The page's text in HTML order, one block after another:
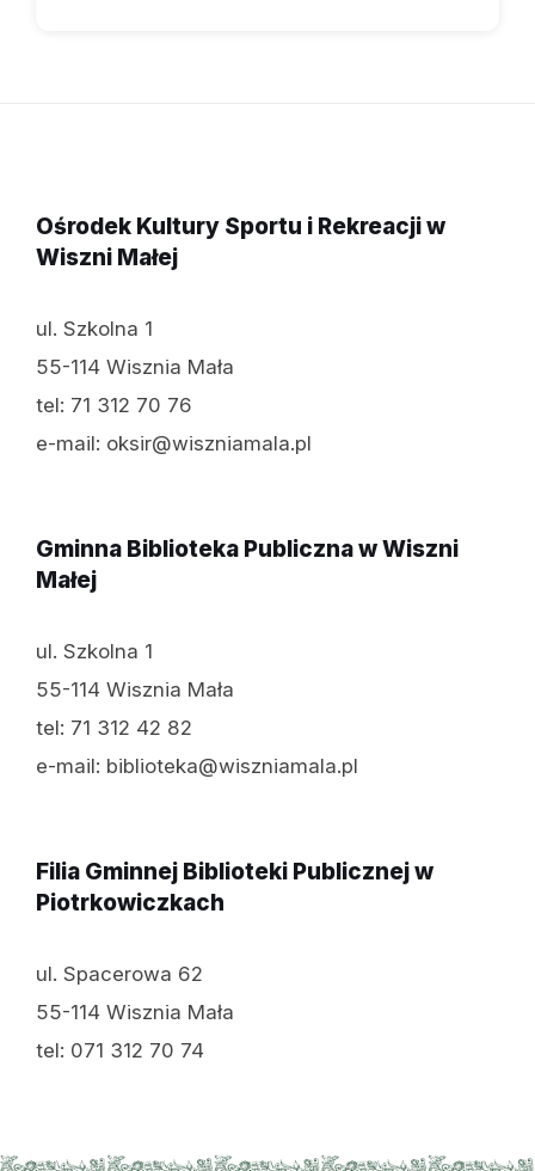
Ośrodek Kultury Sportu i Rekreacji w
Wiszni Małej
ul. Szkolna 1
55-114 Wisznia Mała
tel: 71 312 70 76
e-mail: oksir@wiszniamala.pl
Gminna Biblioteka Publiczna w Wiszni
Małej
ul. Szkolna 1
55-114 Wisznia Mała
tel: 71 312 42 82
e-mail: biblioteka@wiszniamala.pl
Filia Gminnej Biblioteki Publicznej w
Piotrkowiczkach
ul. Spacerowa 62
55-114 Wisznia Mała
tel: 071 312 70 74